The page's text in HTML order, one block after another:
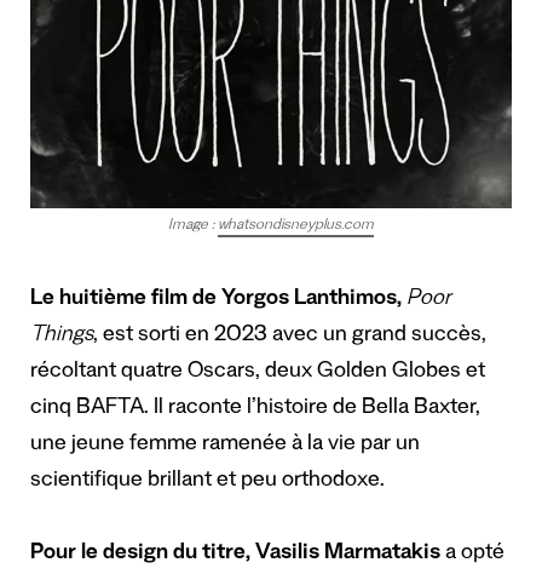
Image : whatsondisneyplus.com
Le huitième film de Yorgos Lanthimos, Poor
Things, est sorti en 2023 avec un grand succès,
récoltant quatre Oscars, deux Golden Globes et
cinq BAFTA. Il raconte l’histoire de Bella Baxter,
une jeune femme ramenée à la vie par un
scientifique brillant et peu orthodoxe.
Pour le design du titre, Vasilis Marmatakis a opté